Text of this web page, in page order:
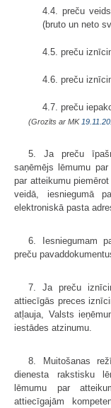
4.4. preču
(bruto un neto
4.5. preču
4.6. preču
4.7. preču
(Grozīts ar MK
5. Ja preču
saņēmējs lēmumu
par atteikumu
veidā, iesniegumā
elektroniskā pasta
6. Iesniegumam
preču
7. Ja preču
attiecīgās preces
atļauja, Valsts
iestādes atzinumu.
8. Muitošanas
dienesta rakstisku
lēmumu par
attiecīgajām